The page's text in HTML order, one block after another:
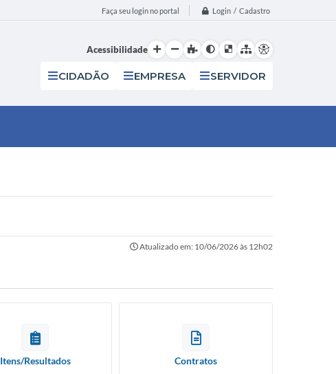
Faça seu login no portal Login / Cadastro
Acessibilidade
CIDADÃO EMPRESA SERVIDOR
Atualizado em: 10/06/2026 às 12h02
Itens/Resultados Contratos